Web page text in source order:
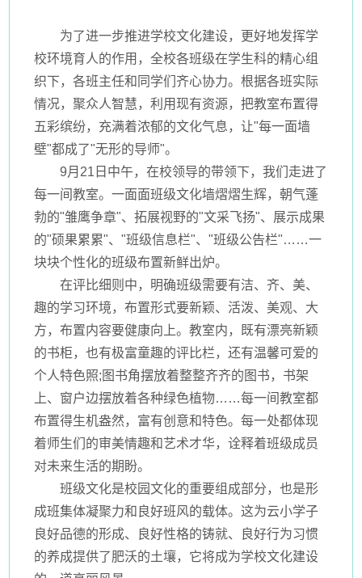
为了进一步推进学校文化建设，更好地发挥学
校环境育人的作用，全校各班级在学生科的精心组
织下，各班主任和同学们齐心协力。根据各班实际
情况，聚众人智慧，利用现有资源，把教室布置得
五彩缤纷，充满着浓郁的文化气息，让"每一面墙
壁"都成了"无形的导师"。
9月21日中午，在校领导的带领下，我们走进了
每一间教室。一面面班级文化墙熠熠生辉，朝气蓬
勃的"雏鹰争章"、拓展视野的"文采飞扬"、展示成果
的"硕果累累"、"班级信息栏"、"班级公告栏"……一
块块个性化的班级布置新鲜出炉。
在评比细则中，明确班级需要有洁、齐、美、
趣的学习环境，布置形式要新颖、活泼、美观、大
方，布置内容要健康向上。教室内，既有漂亮新颖
的书柜，也有极富童趣的评比栏，还有温馨可爱的
个人特色照;图书角摆放着整整齐齐的图书，书架
上、窗户边摆放着各种绿色植物……每一间教室都
布置得生机盎然，富有创意和特色。每一处都体现
着师生们的审美情趣和艺术才华，诠释着班级成员
对未来生活的期盼。
班级文化是校园文化的重要组成部分，也是形
成班集体凝聚力和良好班风的载体。这为云小学子
良好品德的形成、良好性格的铸就、良好行为习惯
的养成提供了肥沃的土壤，它将成为学校文化建设